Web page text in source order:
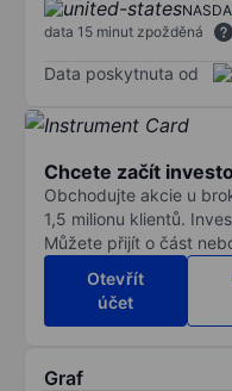
data 15 minut zpožděná
Data poskytnuta od
Chcete začít
Obchodujte akcie u
1,5 milionu klientů.
Můžete přijít o část
Otevřít
účet
Graf